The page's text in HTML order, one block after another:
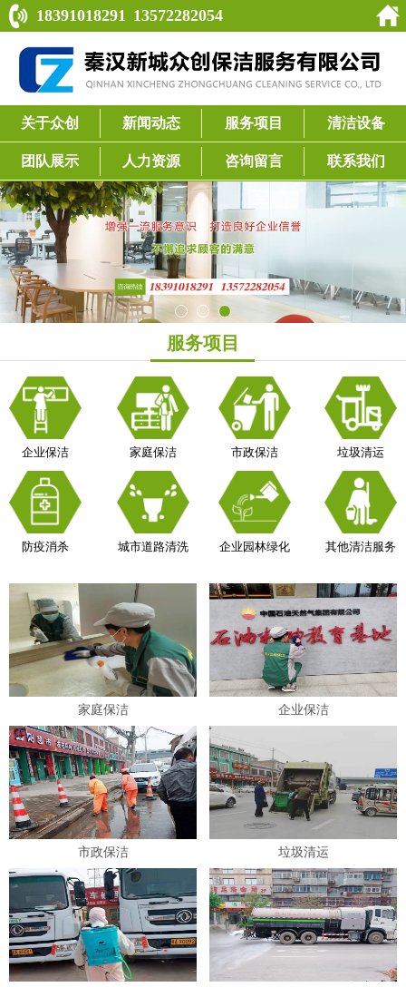
18391018291 13572282054
关于众创 新闻动态 服务项目 清洁设备
团队展示 人力资源 咨询留言 联系我们
服务项目
企业保洁 家庭保洁 市政保洁 垃圾清运
防疫消杀 城市道路清洗 企业园林绿化 其他清洁服务
家庭保洁 企业保洁
市政保洁 垃圾清运